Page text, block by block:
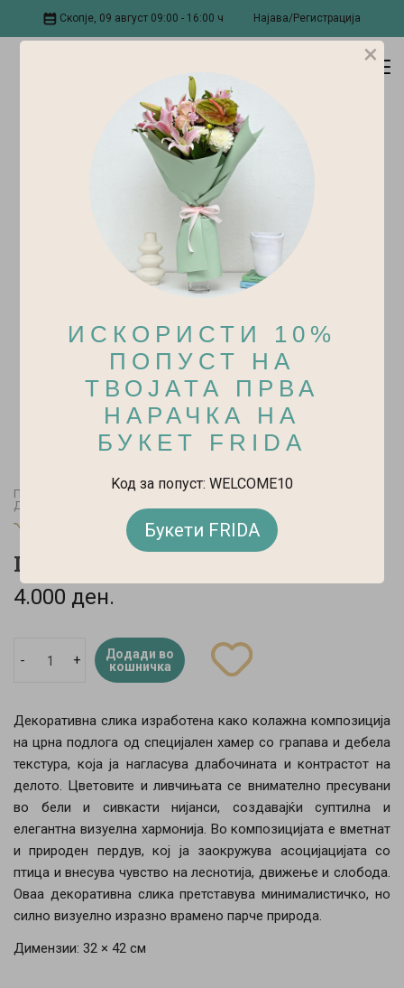
Скопје, 09 август 09:00 - 16:00 ч Најава/Регистрација
Почетна
Art & Craft
Декоративни слики од пресувани растенија и цвеќиња
Blooming For Life
Птици II - Декоративна слика
4.000 ден.
- +
Додади во
кошничка
Декоративна слика изработена како колажна композиција
на црна подлога од специјален хамер со грапава и дебела
текстура, која ја нагласува длабочината и контрастот на
делото. Цветовите и ливчињата се внимателно пресувани
во бели и сивкасти нијанси, создавајќи суптилна и
елегантна визуелна хармонија. Во композицијата е вметнат
и природен пердув, кој ја заокружува асоцијацијата со
птица и внесува чувство на леснотија, движење и слобода.
Оваа декоративна слика претставува минималистичко, но
силно визуелно изразно врамено парче природа.
Димензии: 32 × 42 см
×
ИСКОРИСТИ 10%
ПОПУСТ НА
ТВОЈАТА ПРВА
НАРАЧКА НА
БУКЕТ FRIDA
Kод за попуст: WELCOME10
Букети FRIDA